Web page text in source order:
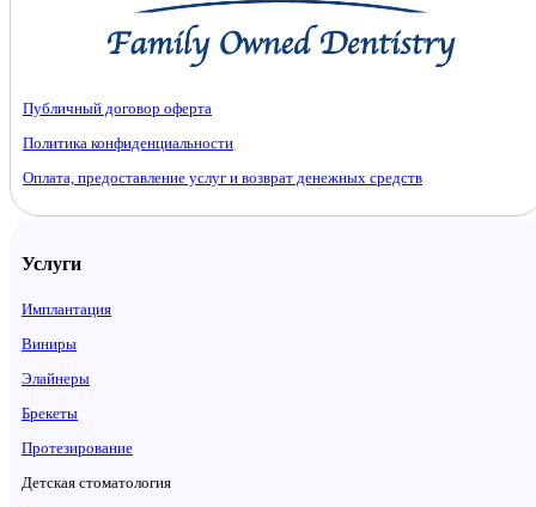
Публичный договор оферта
Политика конфиденциальности
Оплата, предоставление услуг и возврат денежных средств
Услуги
Имплантация
Виниры
Элайнеры
Брекеты
Протезирование
Детская стоматология